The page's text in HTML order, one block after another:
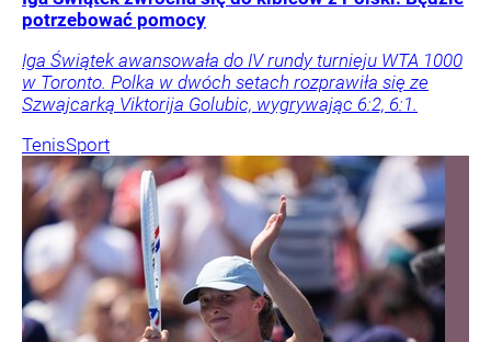
potrzebować pomocy
Iga Świątek awansowała do IV rundy turnieju WTA 1000
w Toronto. Polka w dwóch setach rozprawiła się ze
Szwajcarką Viktorija Golubic, wygrywając 6:2, 6:1.
TenisSport